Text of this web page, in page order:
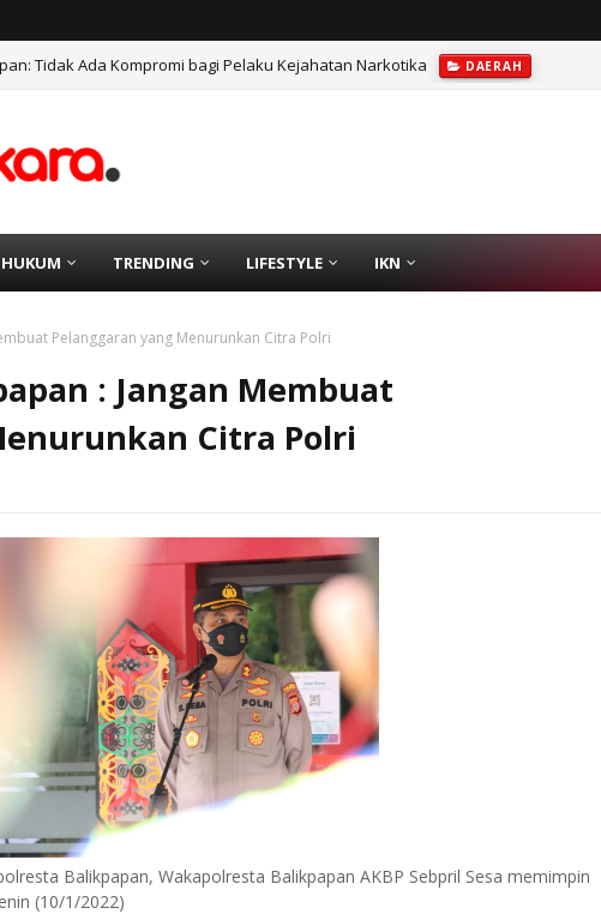
Tidak Ada Kompromi bagi Pelaku Kejahatan Narkotika DAERAH
HUKUM TRENDING LIFESTYLE IKN
Pelanggaran yang Menurunkan Citra Polri
: Jangan Membuat
Citra Polri
Balikpapan, Wakapolresta Balikpapan AKBP Sebpril Sesa memimpin
(10/1/2022)